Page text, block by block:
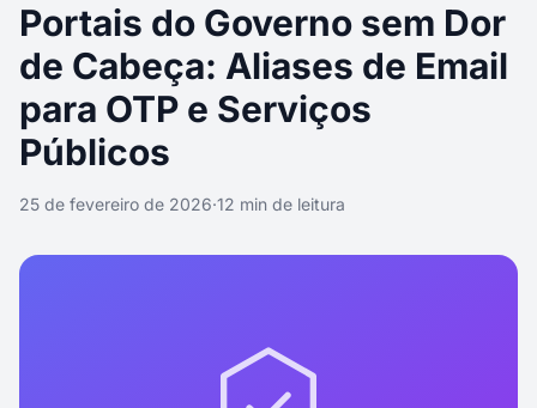
Portais do Governo sem Dor
de Cabeça: Aliases de Email
para OTP e Serviços
Públicos
25 de fevereiro de 2026·12 min de leitura